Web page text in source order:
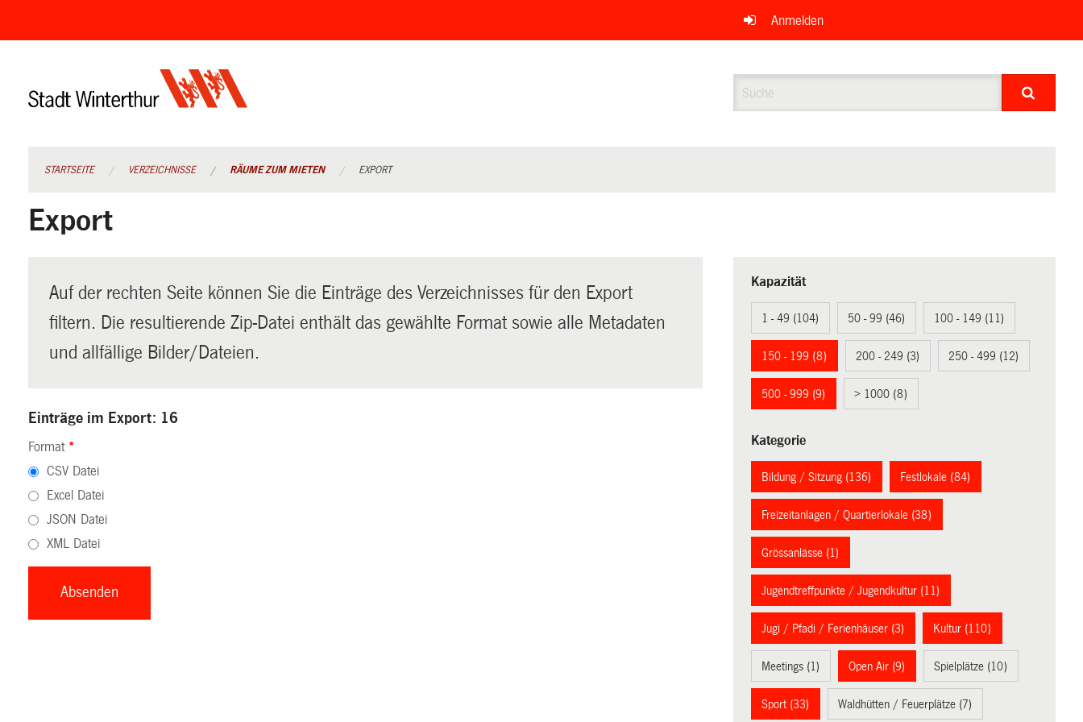
überspringen
Anmelden
STARTSEITE VERZEICHNISSE RÄUME ZUM MIETEN EXPORT
Export
Auf der rechten Seite können Sie die Einträge des Verzeichnisses für den Export
filtern. Die resultierende Zip-Datei enthält das gewählte Format sowie alle Metadaten
und allfällige Bilder/Dateien.
Einträge im Export: 16
Format *
CSV Datei
Excel Datei
JSON Datei
XML Datei
Kapazität
1 - 49 (104) 50 - 99 (46) 100 - 149 (11)
150 - 199 (8) 200 - 249 (3) 250 - 499 (12)
500 - 999 (9) > 1000 (8)
Kategorie
Bildung / Sitzung (136) Festlokale (84)
Freizeitanlagen / Quartierlokale (38)
Grössanlässe (1)
Jugendtreffpunkte / Jugendkultur (11)
Jugi / Pfadi / Ferienhäuser (3) Kultur (110)
Meetings (1) Open Air (9) Spielplätze (10)
Sport (33) Waldhütten / Feuerplätze (7)